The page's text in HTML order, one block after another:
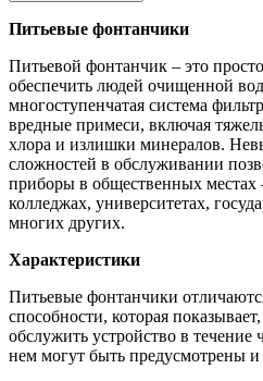
Питьевые фонтанчики
Питьевой фонтанчик – это
обеспечить людей очищенной
многоступенчатая система
вредные примеси, включая
хлора и излишки минералов.
сложностей в обслуживании
приборы в общественных местах
колледжах, университетах,
многих других.
Характеристики
Питьевые фонтанчики
способности, которая
обслужить устройство в течение
нем могут быть предусмотрены